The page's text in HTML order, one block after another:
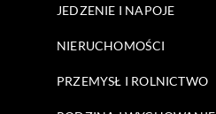
JEDZENIE I NAPOJE
NIERUCHOMOŚCI
PRZEMYSŁ I ROLNICTWO